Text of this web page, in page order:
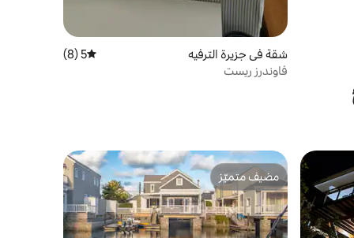
شقة في جزيرة الترفيه متوسط التقييم 5 من 5، 8 مراجعات
5 (8)
فاوندرز ريست
مضيف متميّز
مضيف متميّز